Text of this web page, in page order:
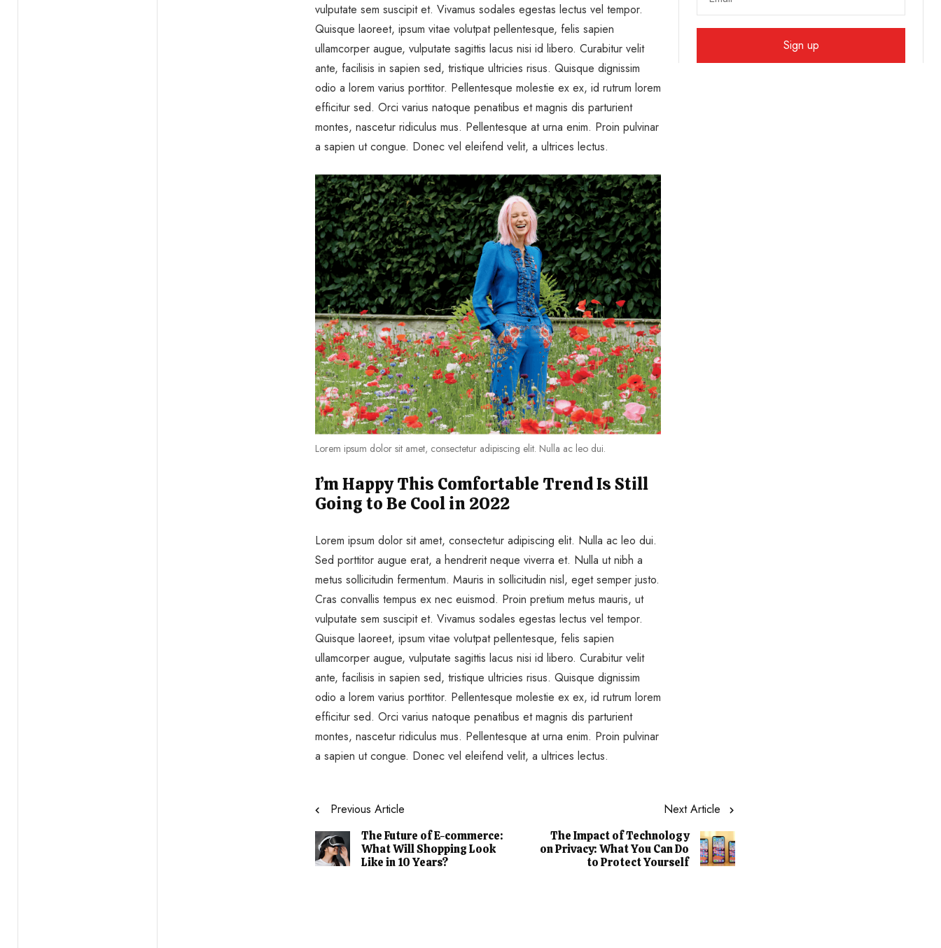
vulputate sem suscipit et. Vivamus sodales egestas lectus vel tempor.
Quisque laoreet, ipsum vitae volutpat pellentesque, felis sapien
ullamcorper augue, vulputate sagittis lacus nisi id libero. Curabitur velit
ante, facilisis in sapien sed, tristique ultricies risus. Quisque dignissim
odio a lorem varius porttitor. Pellentesque molestie ex ex, id rutrum lorem
efficitur sed. Orci varius natoque penatibus et magnis dis parturient
montes, nascetur ridiculus mus. Pellentesque at urna enim. Proin pulvinar
a sapien ut congue. Donec vel eleifend velit, a ultrices lectus.
Lorem ipsum dolor sit amet, consectetur adipiscing elit. Nulla ac leo dui.
I’m Happy This Comfortable Trend Is Still
Going to Be Cool in 2022
Lorem ipsum dolor sit amet, consectetur adipiscing elit. Nulla ac leo dui.
Sed porttitor augue erat, a hendrerit neque viverra et. Nulla ut nibh a
metus sollicitudin fermentum. Mauris in sollicitudin nisl, eget semper justo.
Cras convallis tempus ex nec euismod. Proin pretium metus mauris, ut
vulputate sem suscipit et. Vivamus sodales egestas lectus vel tempor.
Quisque laoreet, ipsum vitae volutpat pellentesque, felis sapien
ullamcorper augue, vulputate sagittis lacus nisi id libero. Curabitur velit
ante, facilisis in sapien sed, tristique ultricies risus. Quisque dignissim
odio a lorem varius porttitor. Pellentesque molestie ex ex, id rutrum lorem
efficitur sed. Orci varius natoque penatibus et magnis dis parturient
montes, nascetur ridiculus mus. Pellentesque at urna enim. Proin pulvinar
a sapien ut congue. Donec vel eleifend velit, a ultrices lectus.
Previous Article
The Future of E-commerce:
What Will Shopping Look
Like in 10 Years?
Next Article
The Impact of Technology
on Privacy: What You Can Do
to Protect Yourself